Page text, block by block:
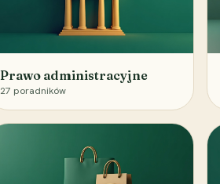
Prawo administracyjne
27 poradników